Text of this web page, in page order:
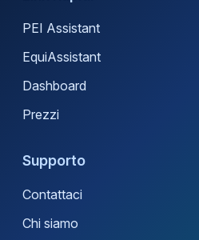
PEI Assistant
EquiAssistant
Dashboard
Prezzi
Supporto
Contattaci
Chi siamo